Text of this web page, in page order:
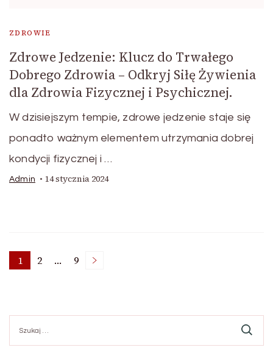
ZDROWIE
Zdrowe Jedzenie: Klucz do Trwałego
Dobrego Zdrowia – Odkryj Siłę Żywienia
dla Zdrowia Fizycznej i Psychicznej.
W dzisiejszym tempie, zdrowe jedzenie staje się
ponadto ważnym elementem utrzymania dobrej
kondycji fizycznej i …
Admin 14 stycznia 2024
Stronicowanie
wpisów
Strona
1 Strona
2 … Strona
9